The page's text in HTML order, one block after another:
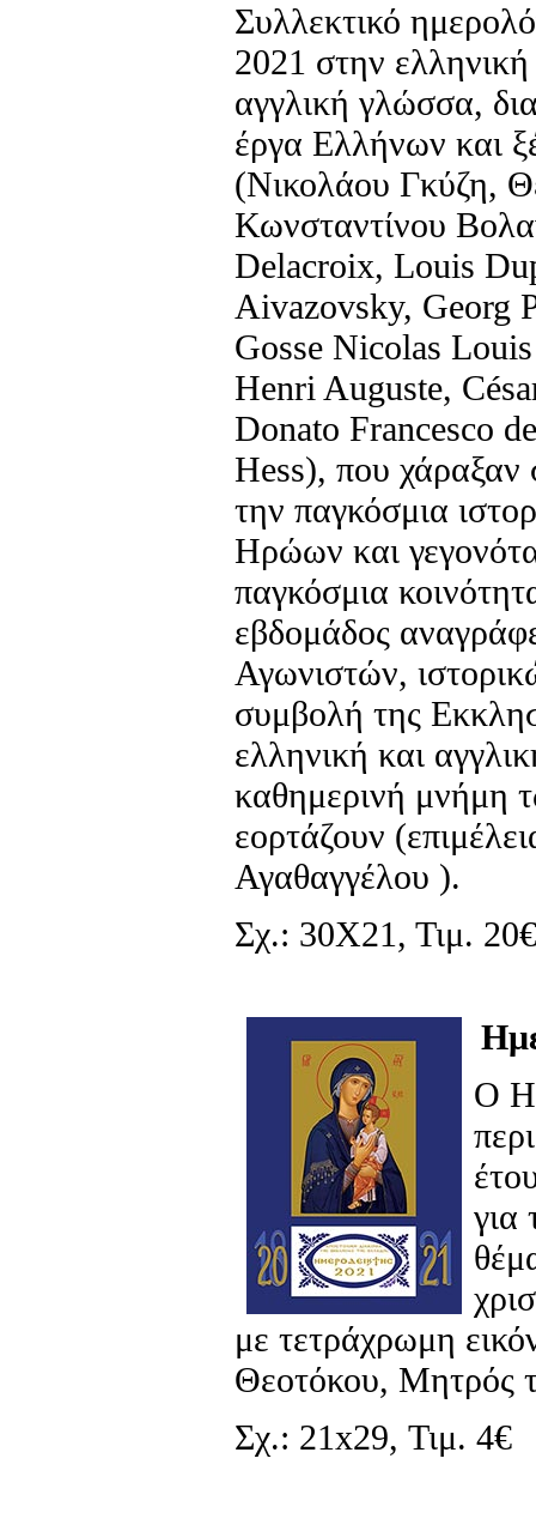
Συλλεκτικό
2021 στην ελληνική
αγγλική γλώσσα,
έργα Ελλήνων και
(Νικολάου Γκύζη,
Κωνσταντίνου
Delacroix, Louis
Aivazovsky, Georg
Gosse Nicolas
Henri Auguste,
Donato Francesco
Hess), που χάραξαν
την παγκόσμια
Ηρώων και
παγκόσμια
εβδομάδος
Αγωνιστών,
συμβολή της
ελληνική και
καθημερινή μνήμη
εορτάζουν
Αγαθαγγέλου ).
Σχ.: 30Χ21, Τιμ. 20€
Ο
για
με τετράχρωμη
Θεοτόκου, Μητρός
Σχ.: 21x29, Τιμ. 4€